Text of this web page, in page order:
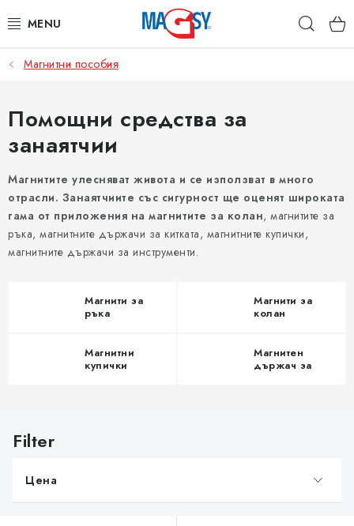
към
ОСНОВНИ КАТЕГОРИИ
МАГНИТНИ ПОСОБИЯ
ИНДУСТРИАЛНИ МАГНИТИ
ДРУГИ МАГНИТИ
НЕРЪЖДАЕМИ МАТЕРИАЛИ
Защита на лични данни
Магнитни пособия
Помощни средства за
занаятчии
Магнитите улесняват живота и се използват в много
отрасли. Занаятчиите със сигурност ще оценят широката
гама от приложения на магнитите за колан, магнитите за
ръка, магнитните държачи за китката, магнитните купички,
магнитните държачи за инструменти.
Магнити за
ръка
Магнити за
колан
Магнитни
купички
Магнитен
държач за
п
ъ
Цена